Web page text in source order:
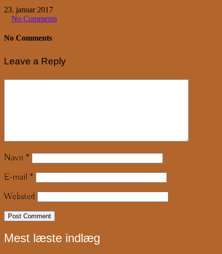
23. januar 2017
No Comments
No Comments
Leave a Reply
Navn *
E-mail *
Websted
Mest læste indlæg